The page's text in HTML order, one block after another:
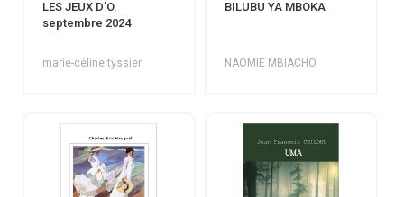
LES JEUX D'O.
septembre 2024
marie-céline tyssier
BILUBU YA MBOKA
NAOMIE MBIACHO